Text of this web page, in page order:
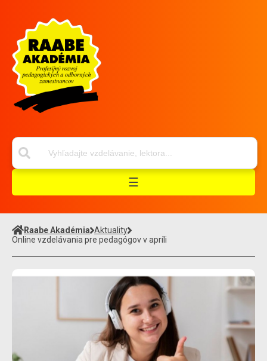
☰
Raabe Akadémia Aktuality
Online vzdelávania pre pedagógov v apríli